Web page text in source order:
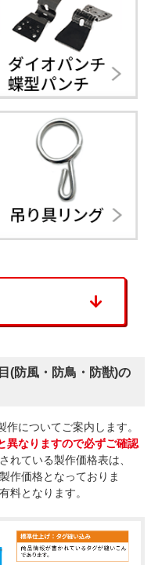
(防風・防鳥・防獣)の
についてご案内します。
異なりますので必ずご確認
れている製作価格表は、
作価格となっておりま
料となります。